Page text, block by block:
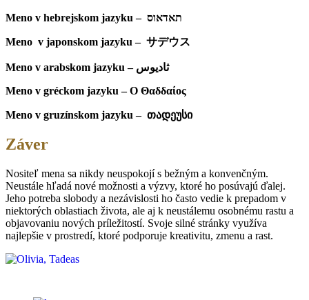
Meno v hebrejskom jazyku – תאדאוס
Meno v japonskom jazyku – サデウス
Meno v arabskom jazyku – ثاديوس
Meno v gréckom jazyku – Ο Θαδδαίος
Meno v gruzínskom jazyku – თადეუსი
Záver
Nositeľ mena sa nikdy neuspokojí s bežným a konvenčným.
Neustále hľadá nové možnosti a výzvy, ktoré ho posúvajú ďalej.
Jeho potreba slobody a nezávislosti ho často vedie k prepadom v
niektorých oblastiach života, ale aj k neustálemu osobnému rastu a
objavovaniu nových príležitostí. Svoje silné stránky využíva
najlepšie v prostredí, ktoré podporuje kreativitu, zmenu a rast.